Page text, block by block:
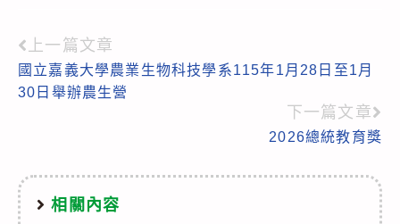
Read
more
上一篇文章
國立嘉義大學農業生物科技學系115年1月28日至1月
30日舉辦農生營
下一篇文章
2026總統教育獎
相關內容